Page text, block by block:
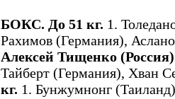
БОКС. До 51 кг. 1.
Рахимов (Германия),
Алексей Тищенко
Тайберт (Германия), Хван
кг. 1. Бунжумнонг